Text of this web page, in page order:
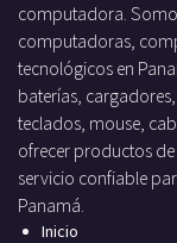
computadora.
computadoras,
tecnológicos en
baterías,
teclados, mouse,
ofrecer productos
servicio confiable
Panamá.
Inicio